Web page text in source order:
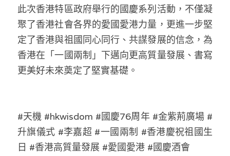
此次香港特區政府舉行的國慶系列活動，不僅凝
聚了香港社會各界的愛國愛港力量，更進一步堅
定了香港與祖國同心同行、共謀發展的信念，為
香港在「一國兩制」下邁向更高質量發展、書寫
更美好未來奠定了堅實基礎。
#天機 #hkwisdom #國慶76周年 #金紫荊廣場 #
升旗儀式 #李嘉超 #一國兩制 #香港慶祝祖國生
日 #香港高質量發展 #愛國愛港 #國慶酒會